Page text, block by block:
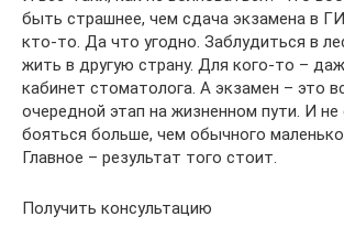
быть страшнее, чем сдача экзамена в
кто-то. Да что угодно. Заблудиться в
жить в другую страну. Для кого-то –
кабинет стоматолога. А экзамен – это
очередной этап на жизненном пути. И не
бояться больше, чем обычного
Главное – результат того стоит.
Получить консультацию